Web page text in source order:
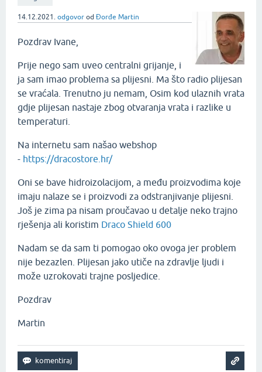
14.12.2021. odgovor od Đorđe Martin
Pozdrav Ivane,
Prije nego sam uveo centralni grijanje, i
ja sam imao problema sa plijesni. Ma što radio plijesan
se vraćala. Trenutno ju nemam, Osim kod ulaznih vrata
gdje plijesan nastaje zbog otvaranja vrata i razlike u
temperaturi.
Na internetu sam našao webshop
- https://dracostore.hr/
Oni se bave hidroizolacijom, a među proizvodima koje
imaju nalaze se i proizvodi za odstranjivanje plijesni.
Još je zima pa nisam proučavao u detalje neko trajno
rješenja ali koristim Draco Shield 600
Nadam se da sam ti pomogao oko ovoga jer problem
nije bezazlen. Plijesan jako utiče na zdravlje ljudi i
može uzrokovati trajne posljedice.
Pozdrav
Martin